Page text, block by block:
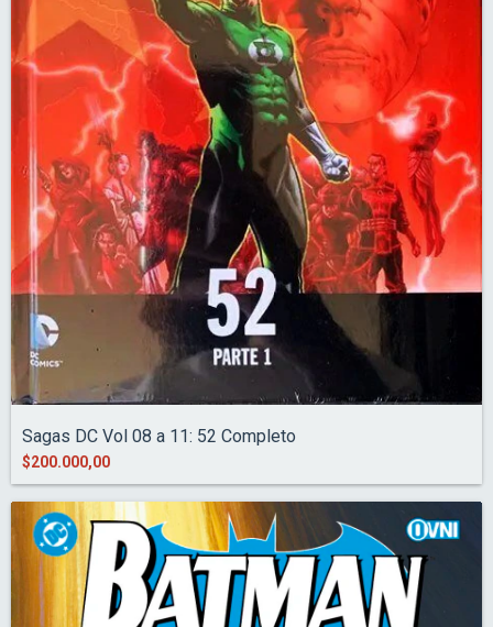
Sagas DC Vol 08 a 11: 52 Completo
$200.000,00